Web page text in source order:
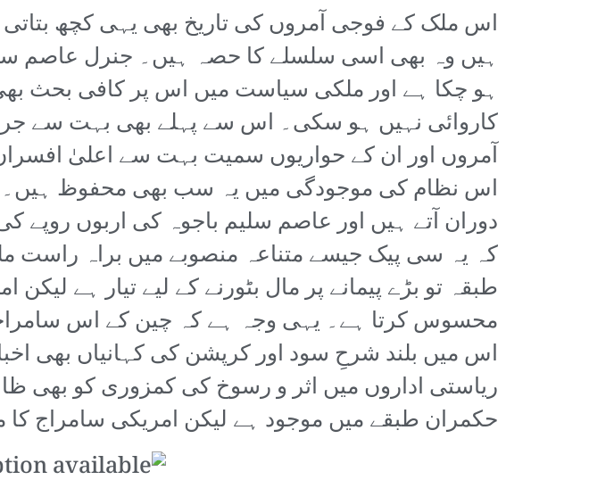
اس ملک کے فوجی آمروں کی تاریخ بھی یہی کچھ
ہیں وہ بھی اسی سلسلے کا حصہ ہیں۔ جنرل عاصم
ہو چکا ہے اور ملکی سیاست میں اس پر کافی بحث
کاروائی نہیں ہو سکی۔ اس سے پہلے بھی بہت سے
آمروں اور ان کے حواریوں سمیت بہت سے اعلیٰ
اس نظام کی موجودگی میں یہ سب بھی محفوظ ہیں۔
دوران آتے ہیں اور عاصم سلیم باجوہ کی اربوں روپے
کہ یہ سی پیک جیسے متناعہ منصوبے میں براہ راست
طبقہ تو بڑے پیمانے پر مال بٹورنے کے لیے تیار ہے
محسوس کرتا ہے۔ یہی وجہ ہے کہ چین کے اس سامراجی
اس میں بلند شرحِ سود اور کرپشن کی کہانیاں بھی
ریاستی اداروں میں اثر و رسوخ کی کمزوری کو بھی
حکمران طبقے میں موجود ہے لیکن امریکی سامراج